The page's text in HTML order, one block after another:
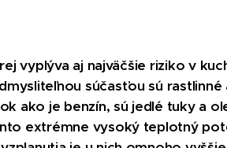
vyplýva aj najväčšie riziko v
súčasťou sú
ako je benzín, sú jedlé tuky a
extrémne vysoký teplotný